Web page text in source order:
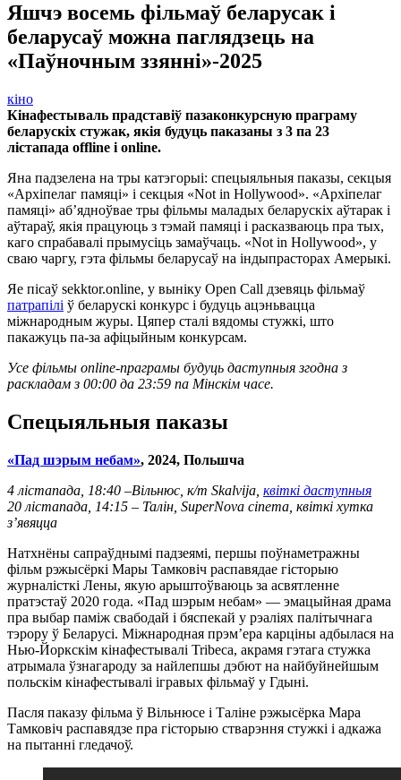
Яшчэ восемь фільмаў беларусак і
беларусаў можна паглядзець на
«Паўночным ззянні»-2025
кіно
Кінафестываль прадставіў пазаконкурсную праграму
беларускіх стужак, якія будуць паказаны з 3 па 23
лістапада offline і online.
Яна падзелена на тры катэгорыі: спецыяльныя паказы, секцыя
«Архіпелаг памяці» і секцыя «Not in Hollywood». «Архіпелаг
памяці» аб’ядноўвае тры фільмы маладых беларускіх аўтарак і
аўтараў, якія працуюць з тэмай памяці і расказваюць пра тых,
каго спрабавалі прымусіць замаўчаць. «Not in Hollywood», у
сваю чаргу, гэта фільмы беларусаў на індыпрасторах Амерыкі.
Яе пісаў sekktor.online, у выніку Open Call дзевяць фільмаў
патрапілі ў беларускі конкурс і будуць ацэньвацца
міжнародным журы. Цяпер сталі вядомы стужкі, што
пакажуць па-за афіцыйным конкурсам.
Усе фільмы online-праграмы будуць даступныя згодна з
раскладам з 00:00 да 23:59 па Мінскім часе.
Спецыяльныя паказы
«Пад шэрым небам», 2024, Польшча
4 лістапада, 18:40 –Вільнюс, к/т Skalvija, квіткі даступныя
20 лістапада, 14:15 – Талін, SuperNova cinema, квіткі хутка
з’явяцца
Натхнёны сапраўднымі падзеямі, першы поўнаметражны
фільм рэжысёркі Мары Тамковіч распавядае гісторыю
журналісткі Лены, якую арыштоўваюць за асвятленне
пратэстаў 2020 года. «Пад шэрым небам» — эмацыйная драма
пра выбар паміж свабодай і бяспекай у рэаліях палітычнага
тэрору ў Беларусі. Міжнародная прэм’ера карціны адбылася на
Нью-Йоркскім кінафестывалі Tribeca, акрамя гэтага стужка
атрымала ўзнагароду за найлепшы дэбют на найбуйнейшым
польскім кінафестывалі ігравых фільмаў у Гдыні.
Пасля паказу фільма ў Вільнюсе і Таліне рэжысёрка Мара
Тамковіч распавядзе пра гісторыю стварэння стужкі і адкажа
на пытанні гледачоў.